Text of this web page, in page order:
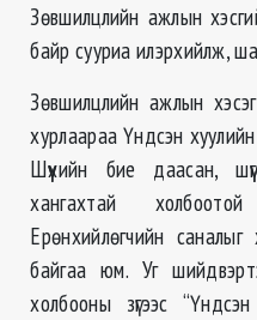
Зөвшилцлийн ажлын
байр сууриа илэрхийлж,
Зөвшилцлийн ажлын
хурлаараа Үндсэн
Шүүхийн бие даасан,
хангахтай
Ерөнхийлөгчийн
байгаа юм. Уг
холбооны зүгээс